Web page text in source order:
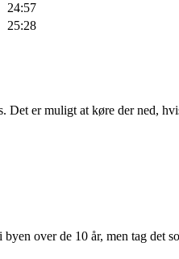
24:57
25:28
er muligt at køre der ned,
over de 10 år, men tag det